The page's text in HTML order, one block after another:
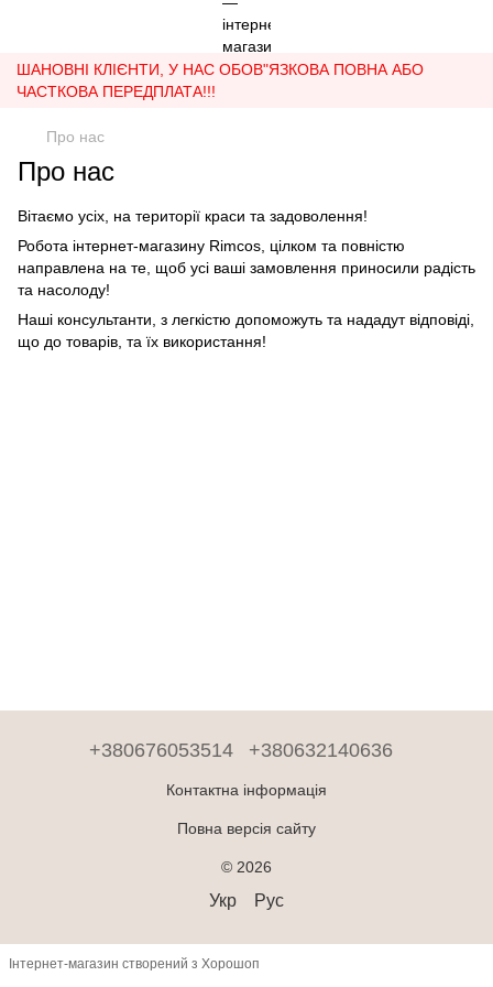
ШАНОВНІ КЛІЄНТИ, У НАС ОБОВ"ЯЗКОВА ПОВНА АБО
ЧАСТКОВА ПЕРЕДПЛАТА!!!
Про нас
Про нас
Вітаємо усіх, на території краси та задоволення!
Робота інтернет-магазину Rimcos, цілком та повністю
направлена на те, щоб усі ваші замовлення приносили радість
та насолоду!
Наші консультанти, з легкістю допоможуть та нададут відповіді,
що до товарів, та їх використання!
+380676053514 +380632140636
Контактна інформація
Повна версія сайту
© 2026
Укр Рус
Інтернет-магазин створений з Хорошоп